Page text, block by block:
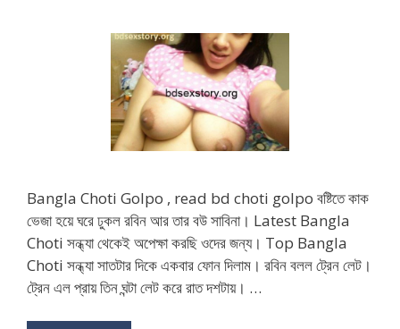
Bangla Choti Golpo , read bd choti golpo বষ্টিতে কাক
ভেজা হয়ে ঘরে ঢুকল রবিন আর তার বউ সাবিনা। Latest Bangla
Choti সন্ধ্যা থেকেই অপেক্ষা করছি ওদের জন্য। Top Bangla
Choti সন্ধ্যা সাতটার দিকে একবার ফোন দিলাম। রবিন বলল ট্রেন লেট।
ট্রেন এল প্রায় তিন ঘন্টা লেট করে রাত দশটায়। …